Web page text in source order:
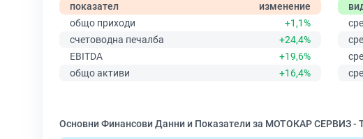
показател
изменение
общо приходи
+1,1%
счетоводна печалба
+24,4%
EBITDA
+19,6%
общо активи
+16,4%
Основни Финансови Данни и Показатели за МОТОКАР СЕРВИЗ